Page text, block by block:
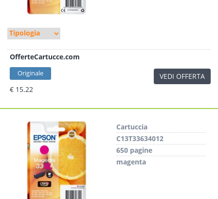
OfferteCartucce.com
Originale
€ 15.22
VEDI OFFERTA
Cartuccia
C13T33634012
650 pagine
magenta